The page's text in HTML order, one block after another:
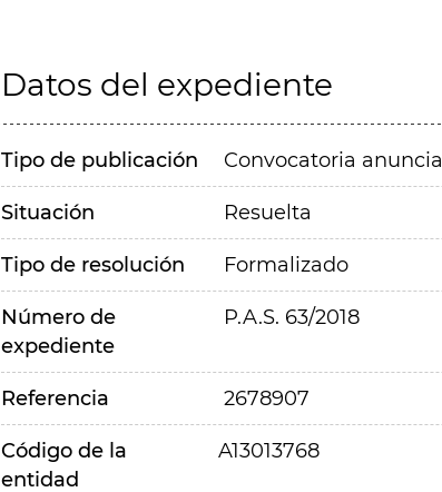
Datos del expediente
Tipo de publicación Convocatoria
Situación Resuelta
Tipo de resolución Formalizado
Número de
expediente
P.A.S. 63/2018
Referencia 2678907
Código de la
entidad
A13013768